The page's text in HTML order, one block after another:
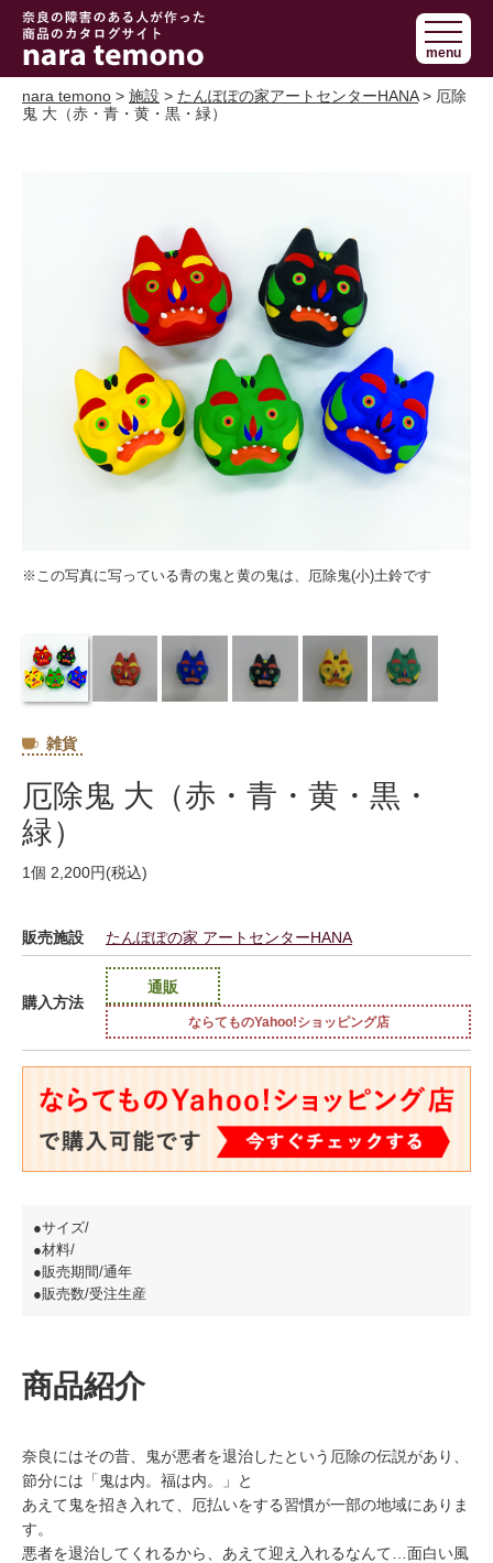
奈良で障害の
ある人の手作
り商品 nara
temono
menu
nara temono > 施設 > たんぽぽの家アートセンターHANA> 厄除
鬼 大（赤・青・黄・黒・緑）
※この写真に写っている青の鬼と黄の鬼は、厄除鬼(小)土鈴です
雑貨
厄除鬼 大（赤・青・黄・黒・
緑）
1個 2,200円(税込)
販売施設 たんぽぽの家 アートセンターHANA
購入方法
通販
ならてものYahoo!ショッピング店
●サイズ/
●材料/
●販売期間/通年
●販売数/受注生産
商品紹介
奈良にはその昔、鬼が悪者を退治したという厄除の伝説があり、
節分には「鬼は内。福は内。」と
あえて鬼を招き入れて、厄払いをする習慣が一部の地域にありま
す。
悪者を退治してくれるから、あえて迎え入れるなんて…面白い風